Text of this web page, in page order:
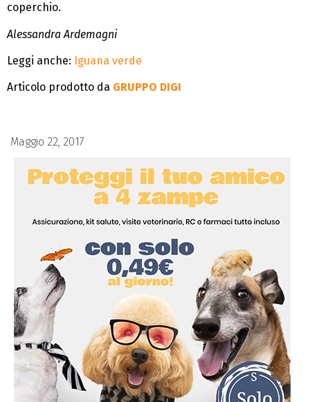
coperchio.
Alessandra Ardemagni
Leggi anche: Iguana verde
Articolo prodotto da GRUPPO DIGI
Maggio 22, 2017